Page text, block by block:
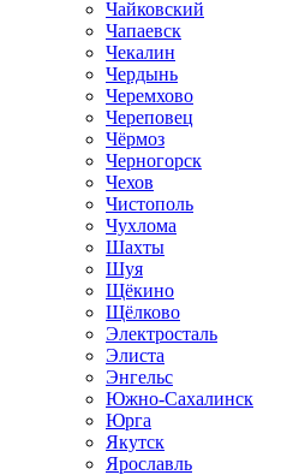
Чайковский
Чапаевск
Чекалин
Чердынь
Черемхово
Череповец
Чёрмоз
Черногорск
Чехов
Чистополь
Чухлома
Шахты
Шуя
Щёкино
Щёлково
Электросталь
Элиста
Энгельс
Южно-Сахалинск
Юрга
Якутск
Ярославль